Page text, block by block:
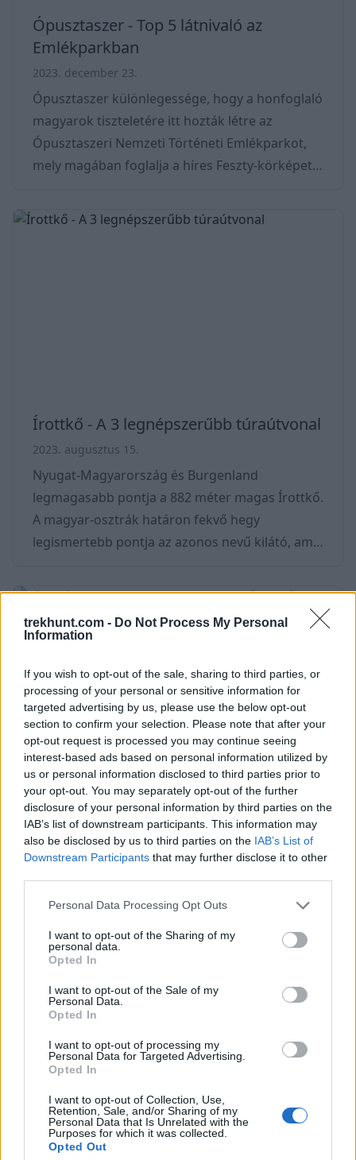
trekhunt.com - Do Not Process My Personal
Information
If you wish to opt-out of the sale, sharing to third parties, or
processing of your personal or sensitive information for
targeted advertising by us, please use the below opt-out
section to confirm your selection. Please note that after your
opt-out request is processed you may continue seeing
interest-based ads based on personal information utilized by
us or personal information disclosed to third parties prior to
your opt-out. You may separately opt-out of the further
disclosure of your personal information by third parties on the
IAB’s list of downstream participants. This information may
also be disclosed by us to third parties on the IAB’s List of
Downstream Participants that may further disclose it to other
Please note that this website/app uses one or more Google
not limited to your visit or usage behaviour. You may click to
grant or deny consent to Google and its third-party tags to
use your data for below specified purposes in below Google
consent section.
Personal Data Processing Opt Outs
I want to opt-out of the Sharing of my
personal data.
Opted In
I want to opt-out of the Sale of my
Personal Data.
Opted In
I want to opt-out of processing my
Personal Data for Targeted Advertising.
Opted In
I want to opt-out of Collection, Use,
Retention, Sale, and/or Sharing of my
Personal Data that Is Unrelated with the
Purposes for which it was collected.
Opted Out
Ópusztaszer - Top 5 látnivaló az
Emlékparkban
2023. december 23.
Ópusztaszer különlegessége, hogy a honfoglaló
magyarok tiszteletére itt hozták létre az
Ópusztaszeri Nemzeti Történeti Emlékparkot,
mely magában foglalja a híres Feszty-körképet.
történelmet, s ez a hely felfedi előttünk a
vitézségről szóló meséket is. Úgy tartják, hogy a
Írottkő - A 3 legnépszerűbb túraútvonal
2023. augusztus 15.
Nyugat-Magyarország és Burgenland
legmagasabb pontja a 882 méter magas Írottkő.
A magyar-osztrák határon fekvő hegy
legismertebb pontja az azonos nevű kilátó, amit
Kőszegi-hegységnek, és az Alpokaljának.
ami több, mint 500 km túraútvonalat foglal
népszerű Kéktúra nyugati kiindulópontja. 💡
Tudtad? Az Írott-kő német megfelelője a
Geschriebenstein, magyarul pedig a Szá
Léka vára (Burg Lockenhaus) -
Parkolás, bejárat, nyitvatartás ...
2023. augusztus 14.
nem messze a magyar határtól. A román és a
gótikus építészeti stílusú Lockenhaus vastag
kőfalakkal, tornyokkal és központi udvarral
rendelkezik. Elhelyezkedésének köszönhetően
Magyarországgal és Közép-Európa más
részeivel összekötő kereskedelmi útvonal
mentén épült. Történetének egyik
legjelentősebb korszaka a 14. szá